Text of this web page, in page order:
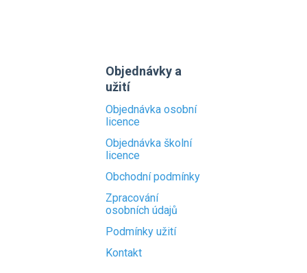
Objednávky a
užití
Objednávka osobní
licence
Objednávka školní
licence
Obchodní podmínky
Zpracování
osobních údajů
Podmínky užití
Kontakt